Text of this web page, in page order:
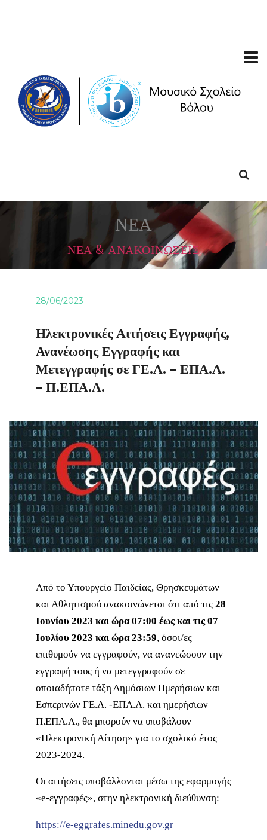
ΝΕΑ
ΝΕΑ & ΑΝΑΚΟΙΝΩΣΕΙΣ
28/06/2023
Ηλεκτρονικές Αιτήσεις Εγγραφής,
Ανανέωσης Εγγραφής και
Μετεγγραφής σε ΓΕ.Λ. – ΕΠΑ.Λ.
– Π.ΕΠΑ.Λ.
Από το Υπουργείο Παιδείας, Θρησκευμάτων
και Αθλητισμού ανακοινώνεται ότι από τις 28
Ιουνίου 2023 και ώρα 07:00 έως και τις 07
Ιουλίου 2023 και ώρα 23:59, όσοι/ες
επιθυμούν να εγγραφούν, να ανανεώσουν την
εγγραφή τους ή να μετεγγραφούν σε
οποιαδήποτε τάξη Δημόσιων Ημερήσιων και
Εσπερινών ΓΕ.Λ. -ΕΠΑ.Λ. και ημερήσιων
Π.ΕΠΑ.Λ., θα μπορούν να υποβάλουν
«Ηλεκτρονική Αίτηση» για το σχολικό έτος
2023-2024.
Οι αιτήσεις υποβάλλονται μέσω της εφαρμογής
«e-εγγραφές», στην ηλεκτρονική διεύθυνση:
https://e-eggrafes.minedu.gov.gr